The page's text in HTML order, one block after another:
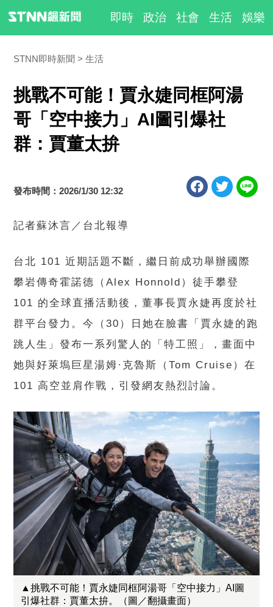
即時 政治 社會 生活 娛樂
STNN即時新聞 生活
挑戰不可能！賈永婕同框阿湯
哥「空中接力」AI圖引爆社
群：賈董太拚
發布時間：2026/1/30 12:32
記者蘇沐言／台北報導
台北 101 近期話題不斷，繼日前成功舉辦國際
攀岩傳奇霍諾德（Alex Honnold）徒手攀登
101 的全球直播活動後，董事長賈永婕再度於社
群平台發力。今（30）日她在臉書「賈永婕的跑
跳人生」發布一系列驚人的「特工照」，畫面中
她與好萊塢巨星湯姆·克魯斯（Tom Cruise）在
101 高空並肩作戰，引發網友熱烈討論。
▲挑戰不可能！賈永婕同框阿湯哥「空中接力」AI圖
引爆社群：賈董太拚。（圖／翻攝畫面）